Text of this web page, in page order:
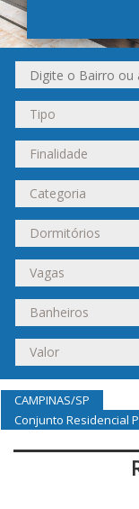
CAMPINAS/SP
Conjunto Residencial